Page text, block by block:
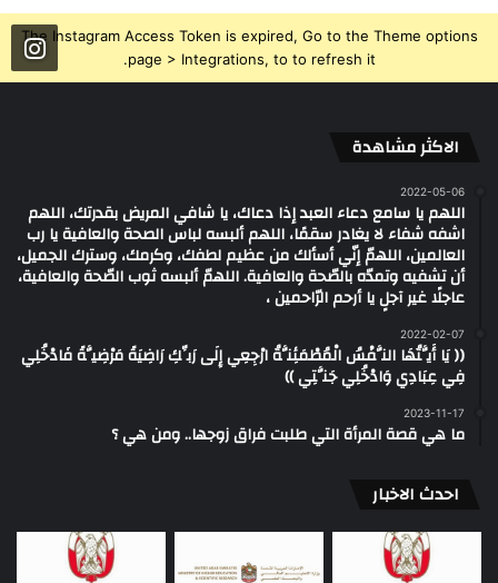
The Instagram Access Token is expired, Go to the Theme options
page > Integrations, to to refresh it.
الاكثر مشاهدة
2022-05-06
اللهم يا سامع دعاء العبد إذا دعاك، يا شافي المريض بقدرتك، اللهم
اشفه شفاء لا يغادر سقمًا، اللهم ألبسه لباس الصحة والعافية يا رب
العالمين، اللهمّ إنّي أسألك من عظيم لطفك، وكرمك، وسترك الجميل،
أن تشفيه وتمدّه بالصّحة والعافية. اللهمّ ألبسه ثوب الصّحة والعافية،
عاجلًا غير آجلٍ يا أرحم الرّاحمين ،
2022-02-07
(( يَا أَيَّتُهَا النَّفْسُ الْمُطْمَئِنَّةُ ارْجِعِي إِلَى رَبِّكِ رَاضِيَةً مَرْضِيَّةً فَادْخُلِي
فِي عِبَادِي وَادْخُلِي جَنَّتِي ))
2023-11-17
ما هي قصة المرأة التي طلبت فراق زوجها.. ومن هي ؟
احدث الاخبار